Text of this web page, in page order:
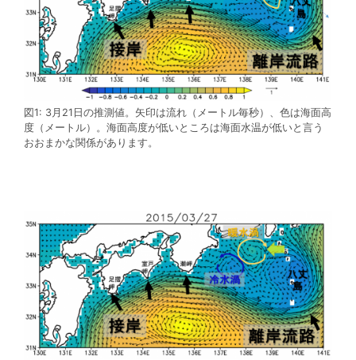
図1: 3月21日の推測値。矢印は流れ（メートル毎秒）、色は海面高
度（メートル）。海面高度が低いところは海面水温が低いと言う
おおまかな関係があります。